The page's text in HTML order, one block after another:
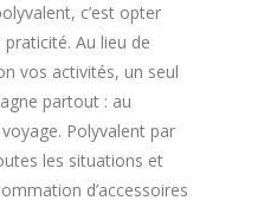
c’est opter
Au lieu de
vos activités, un seul
partout : au
Polyvalent par
les situations et
d’accessoires